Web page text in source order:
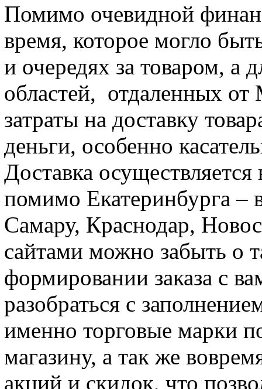
Помимо очевидной
время, которое могло
и очередях за товаром, а
областей, отдаленных
затраты на доставку
деньги, особенно
Доставка
помимо Екатеринбурга –
Самару, Краснодар,
сайтами можно забыть о
формировании заказа с
разобраться с
именно торговые марки
магазину, а так же
акций и скидок, что